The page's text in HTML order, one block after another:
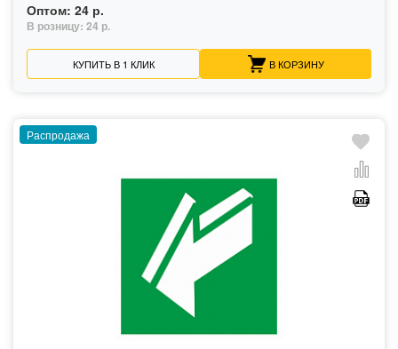
Оптом: 24 р.
В розницу: 24 р.
КУПИТЬ В 1 КЛИК В КОРЗИНУ
Распродажа